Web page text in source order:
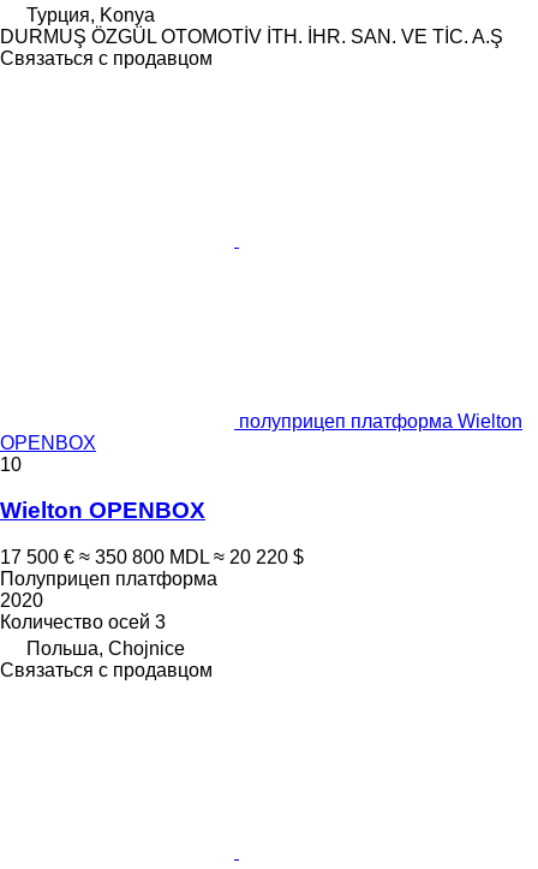
Турция, Konya
DURMUŞ ÖZGÜL OTOMOTİV İTH. İHR. SAN. VE TİC. A.Ş
Связаться с продавцом
полуприцеп платформа Wielton
OPENBOX
10
Wielton OPENBOX
17 500 € ≈ 350 800 MDL ≈ 20 220 $
Полуприцеп платформа
2020
Количество осей 3
Польша, Chojnice
Связаться с продавцом